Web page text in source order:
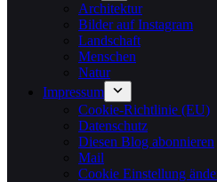
Architektur
Bilder auf Instagram
Landschaft
Menschen
Natur
Impressum
Cookie-Richtlinie (EU)
Datenschutz
Diesen Blog abonnieren
Mail
Cookie Einstellung